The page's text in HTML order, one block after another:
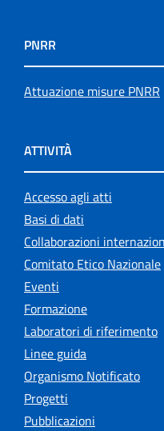
PNRR
Attuazione misure PNRR
ATTIVITÀ
Accesso agli atti
Basi di dati
Collaborazioni
Comitato Etico Nazionale
Eventi
Formazione
Laboratori di riferimento
Linee guida
Organismo Notificato
Progetti
Pubblicazioni